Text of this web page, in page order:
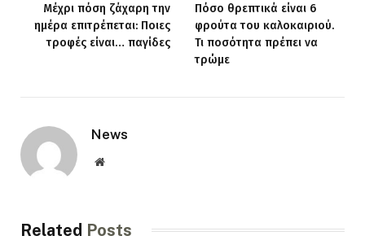
Μέχρι πόση ζάχαρη την
ημέρα επιτρέπεται: Ποιες
τροφές είναι… παγίδες
Πόσο θρεπτικά είναι 6
φρούτα του καλοκαιριού.
Τι ποσότητα πρέπει να
τρώμε
News
Website
Related Posts